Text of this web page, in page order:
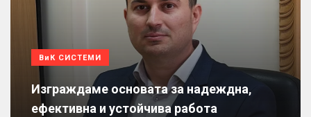
ВиК СИСТЕМИ
Изграждаме основата за надеждна,
ефективна и устойчива работа